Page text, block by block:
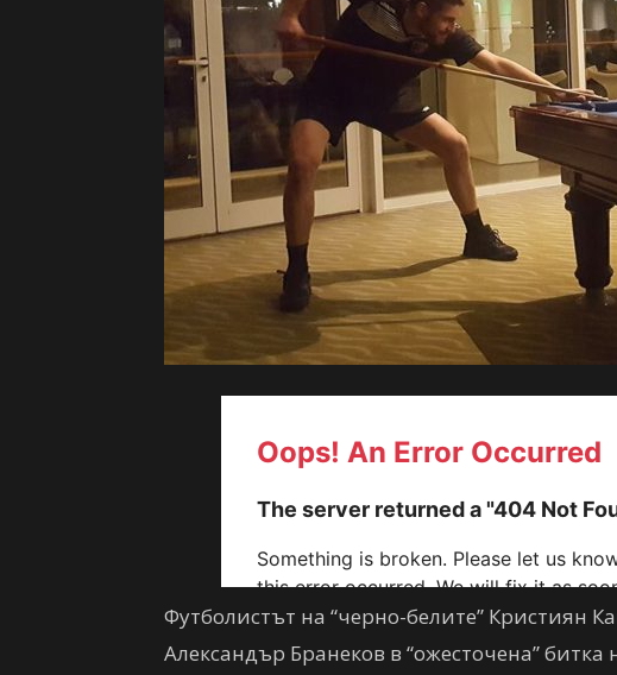
Футболистът на “черно-белите” Кристиян
Александър Бранеков в “ожесточена”